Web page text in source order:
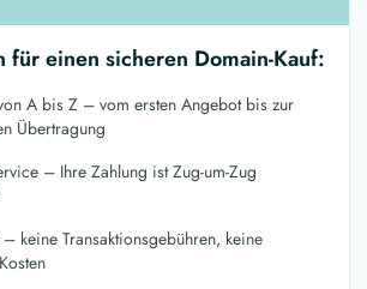
für einen sicheren Domain-Kauf:
A bis Z – vom ersten Angebot bis zur
Übertragung
– Ihre Zahlung ist Zug-um-Zug
– keine Transaktionsgebühren, keine